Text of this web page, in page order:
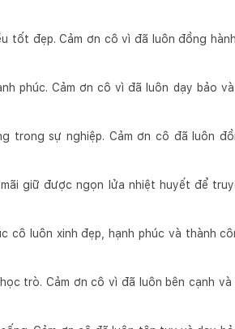
tốt đẹp. Cảm ơn cô vì đã luôn đồng
phúc. Cảm ơn cô vì đã luôn dạy bảo
trong sự nghiệp. Cảm ơn cô đã luôn
giữ được ngọn lửa nhiệt huyết để
cô luôn xinh đẹp, hạnh phúc và thành
trò. Cảm ơn cô vì đã luôn bên cạnh và